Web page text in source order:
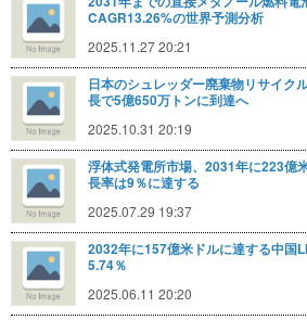
CAGR13.26%の世界予測分析
2025.11.27 20:21
日本のシュレッダー廃棄物リサイク
長で5億650万トンに到達へ
2025.10.31 20:19
浮体式発電所市場、2031年に223億
長率は9％に達する
2025.07.29 19:37
2032年に157億米ドルに達する中国
5.74％
2025.06.11 20:20